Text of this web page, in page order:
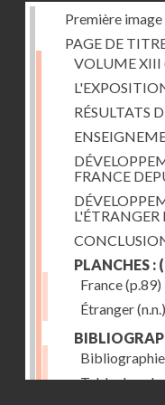
Première image
PAGE DE
VOLUME XIII
RÉSULTATS
FRANCE
L'ÉTRANGER
PLANCHES :
France(p.89)
Étranger(n.n.)
Bibliographie
Table des